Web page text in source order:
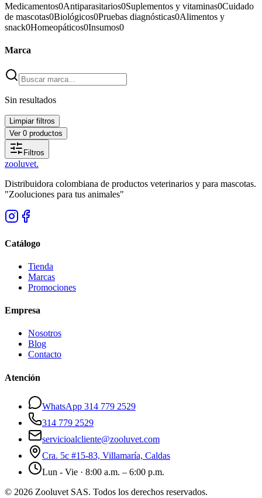
Medicamentos0Antiparasitarios0Suplementos y vitaminas0Cuidado
de mascotas0Biológicos0Pruebas diagnósticas0Alimentos y
snack0Homeopáticos0Insumos0
Marca
Sin resultados
Limpiar filtros
Ver 0 productos
Filtros
zooluvet.
Distribuidora colombiana de productos veterinarios y para mascotas.
"Zooluciones para tus animales"
Catálogo
Tienda
Marcas
Promociones
Empresa
Nosotros
Blog
Contacto
Atención
WhatsApp 314 779 2529
314 779 2529
servicioalcliente@zooluvet.com
Cra. 5c #15-83, Villamaría, Caldas
Lun - Vie · 8:00 a.m. – 6:00 p.m.
© 2026 Zooluvet SAS. Todos los derechos reservados.